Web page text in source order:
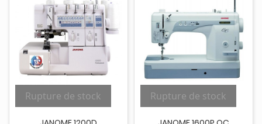
Rupture de stock Rupture de stock